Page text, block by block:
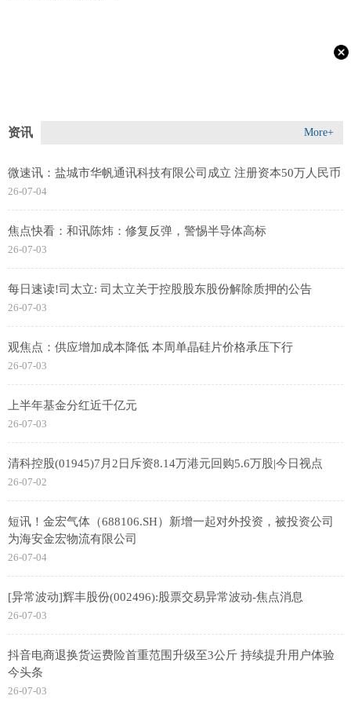
资讯 More+
微速讯：盐城市华帆通讯科技有限公司成立 注册资本50万人民币
26-07-04
焦点快看：和讯陈炜：修复反弹，警惕半导体高标
26-07-03
每日速读!司太立: 司太立关于控股股东股份解除质押的公告
26-07-03
观焦点：供应增加成本降低 本周单晶硅片价格承压下行
26-07-03
上半年基金分红近千亿元
26-07-03
清科控股(01945)7月2日斥资8.14万港元回购5.6万股|今日视点
26-07-02
短讯！金宏气体（688106.SH）新增一起对外投资，被投资公司
为海安金宏物流有限公司
26-07-04
[异常波动]辉丰股份(002496):股票交易异常波动-焦点消息
26-07-03
抖音电商退换货运费险首重范围升级至3公斤 持续提升用户体验
今头条
26-07-03